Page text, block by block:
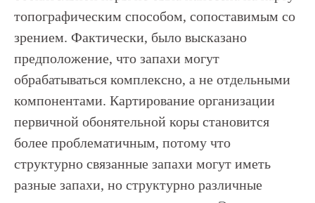
топографическим способом, сопоставимым со
зрением. Фактически, было высказано
предположение, что запахи могут
обрабатываться комплексно, а не отдельными
компонентами. Картирование организации
первичной обонятельной коры становится
более проблематичным, потому что
структурно связанные запахи могут иметь
разные запахи, но структурно различные